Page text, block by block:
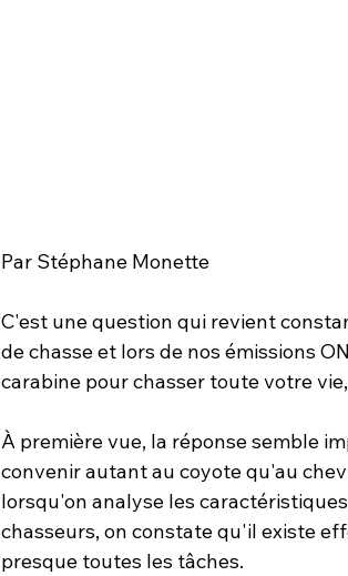
Par Stéphane Monette
C'est une question qui revient
de chasse et lors de nos émissions
carabine pour chasser toute votre
À première vue, la réponse semble
convenir autant au coyote qu'au
lorsqu'on analyse les
chasseurs, on constate qu'il existe
presque toutes les tâches.